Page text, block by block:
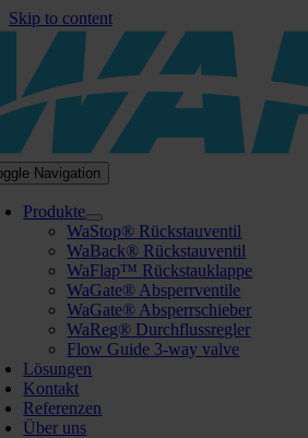
Skip to content
Navigation
Produkte
WaStop® Rückstauventil
WaBack® Rückstauventil
WaFlap™ Rückstauklappe
WaGate® Absperrventile
WaGate® Absperrschieber
WaReg® Durchflussregler
Flow Guide 3-way valve
Lösungen
Kontakt
Referenzen
Über uns